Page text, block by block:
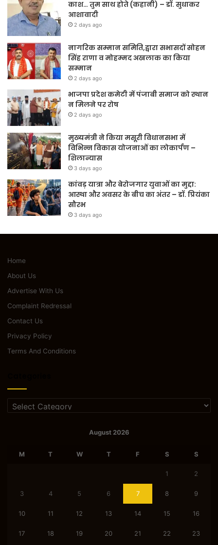
काश… तुम साथ होते (कहानी) – डॉ. सुधाकर
आशावादी
2 days ago
नागरिक सम्मान समिति,द्वारा सभासदों सोहन
सिंह राणा व मोहम्मद अखलाक का किया
सम्मान
2 days ago
भाजपा प्रदेश कमेटी में पंजाबी समाज को स्थान
न मिलने पर रोष
2 days ago
मुख्यमंत्री ने किया मसूरी विधानसभा में
विभिन्न विकास योजनाओं का लोकार्पण –
शिलान्यास
3 days ago
कांवड़ यात्रा और बेरोजगार युवाओं का मुद्दा:
आस्था और अवसर के बीच का अंतर – डॉ. प्रियंका
सौरभ
3 days ago
Home
About Us
Advertise With Us
Complaint Redressal
Contact Us
Privacy Policy
Terms And Conditions
Categories
August 2026
M T W T F S S
1 2
3 4 5 6 7 8 9
10 11 12 13 14 15 16
17 18 19 20 21 22 23